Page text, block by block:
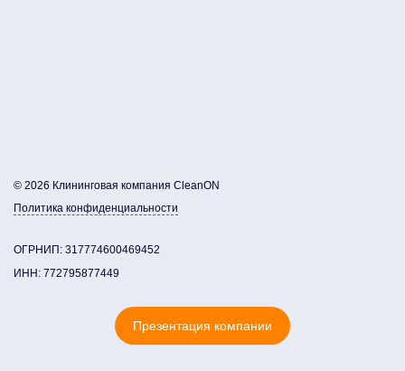
© 2026 Клининговая компания CleanON
Политика конфиденциальности
ОГРНИП: 317774600469452
ИНН: 772795877449
Презентация компании